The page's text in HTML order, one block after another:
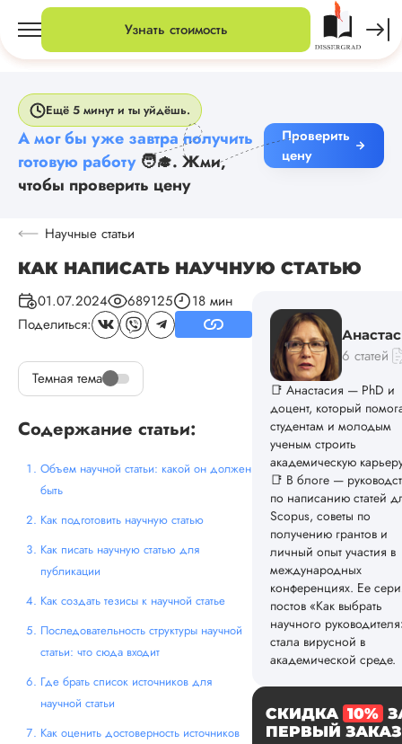
Узнать стоимость
Ещё 5 минут и ты уйдёшь.
А мог бы уже завтра получить
готовую работу🧑‍🎓. Жми,
чтобы проверить цену
Проверить
цену
Научные статьи
КАК НАПИСАТЬ НАУЧНУЮ СТАТЬЮ
01.07.2024 689125
18 мин
Поделиться:
Темная тема
Содержание статьи:
Объем научной статьи: какой он должен
быть
Как подготовить научную статью
Как писать научную статью для
публикации
Как создать тезисы к научной статье
Последовательность структуры научной
статьи: что сюда входит
Где брать список источников для
научной статьи
Как оценить достоверность источников
6 статей
📑 Анастасия — PhD и
доцент, который
студентам и молодым
ученым строить
академическую
📑 В блоге —
по написанию статей
Scopus, советы по
получению грантов и
личный опыт участия в
международных
конференциях. Ее
постов «Как выбрать
научного
стала вирусной в
академической среде.
СКИДКА 10%
ПЕРВЫЙ ЗАКАЗ